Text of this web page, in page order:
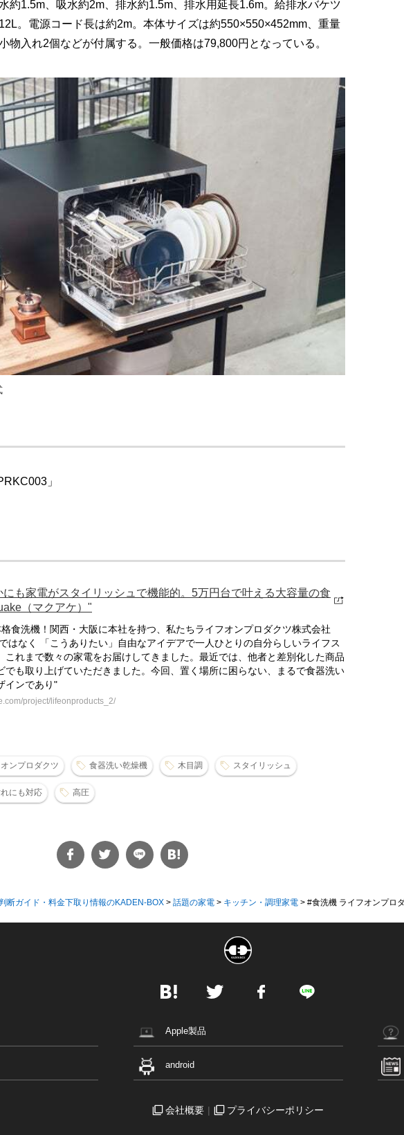
約1.5m、吸水約2m、排水約1.5m、排水用延長1.6m。給排水バケツ
。電源コード長は約2m。本体サイズは約550×550×452mm、重量
物入れ2個などが付属する。一般価格は79,800円となっている。
」
も家電がスタイリッシュで機能的。5万円台で叶える大容量の食
（マクアケ）"
食洗機！関西・大阪に本社を持つ、私たちライフオンプロダクツ株式会社
はなく 「こうありたい」自由なアイデアで一人ひとりの自分らしいライフス
これまで数々の家電をお届けしてきました。最近では、他者と差別化した商品
でも取り上げていただきました。今回、置く場所に困らない、まるで食器洗い
インであり"
project/lifeonproducts_2/
ンプロダクツ 食器洗い乾燥機 木目調 スタイリッシュ
にも対応 高圧
断ガイド・料金下取り情報のKADEN-BOX > 話題の家電 > キッチン・調理家電 > #食洗機 ライフオンプロ
Apple製品
android
会社概要 プライバシーポリシー